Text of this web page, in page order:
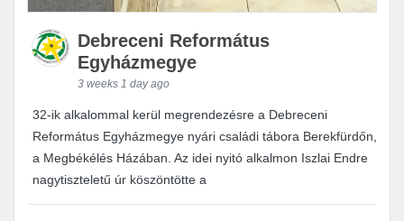
Debreceni Református
Egyházmegye
3 weeks 1 day ago
32-ik alkalommal kerül megrendezésre a Debreceni
Református Egyházmegye nyári családi tábora Berekfürdőn,
a Megbékélés Házában. Az idei nyitó alkalmon Iszlai Endre
nagytiszteletű úr köszöntötte a